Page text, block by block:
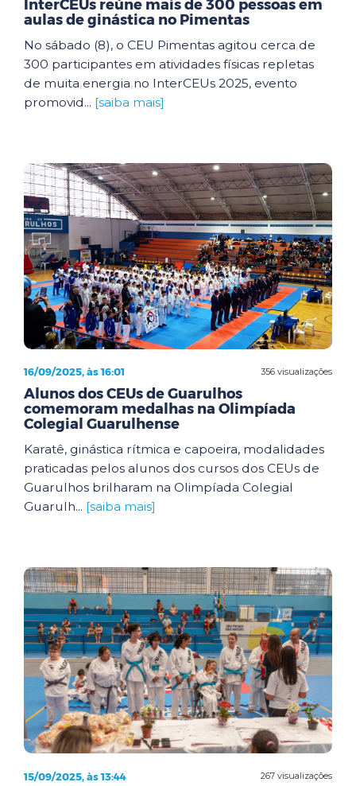
InterCEUs reúne mais de 300 pessoas em
aulas de ginástica no Pimentas
No sábado (8), o CEU Pimentas agitou cerca de
300 participantes em atividades físicas repletas
de muita energia no InterCEUs 2025, evento
promovid... [saiba mais]
356 visualizações
16/09/2025, às 16:01
Alunos dos CEUs de Guarulhos
comemoram medalhas na Olimpíada
Colegial Guarulhense
Karatê, ginástica rítmica e capoeira, modalidades
praticadas pelos alunos dos cursos dos CEUs de
Guarulhos brilharam na Olimpíada Colegial
Guarulh... [saiba mais]
267 visualizações
15/09/2025, às 13:44